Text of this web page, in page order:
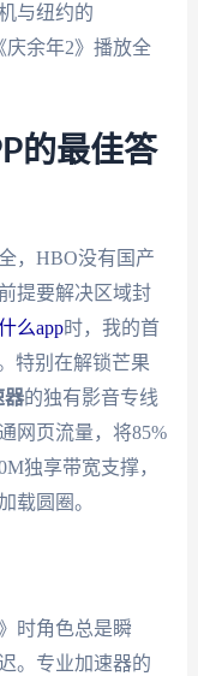
与纽约的
庆余年2》播放全
的最佳答
，HBO没有国产
提要解决区域封
么app时，我的首
特别在解锁芒果
器的独有影音专线
网页流量，将85%
独享带宽支撑，
载圆圈。
时角色总是瞬
。专业加速器的